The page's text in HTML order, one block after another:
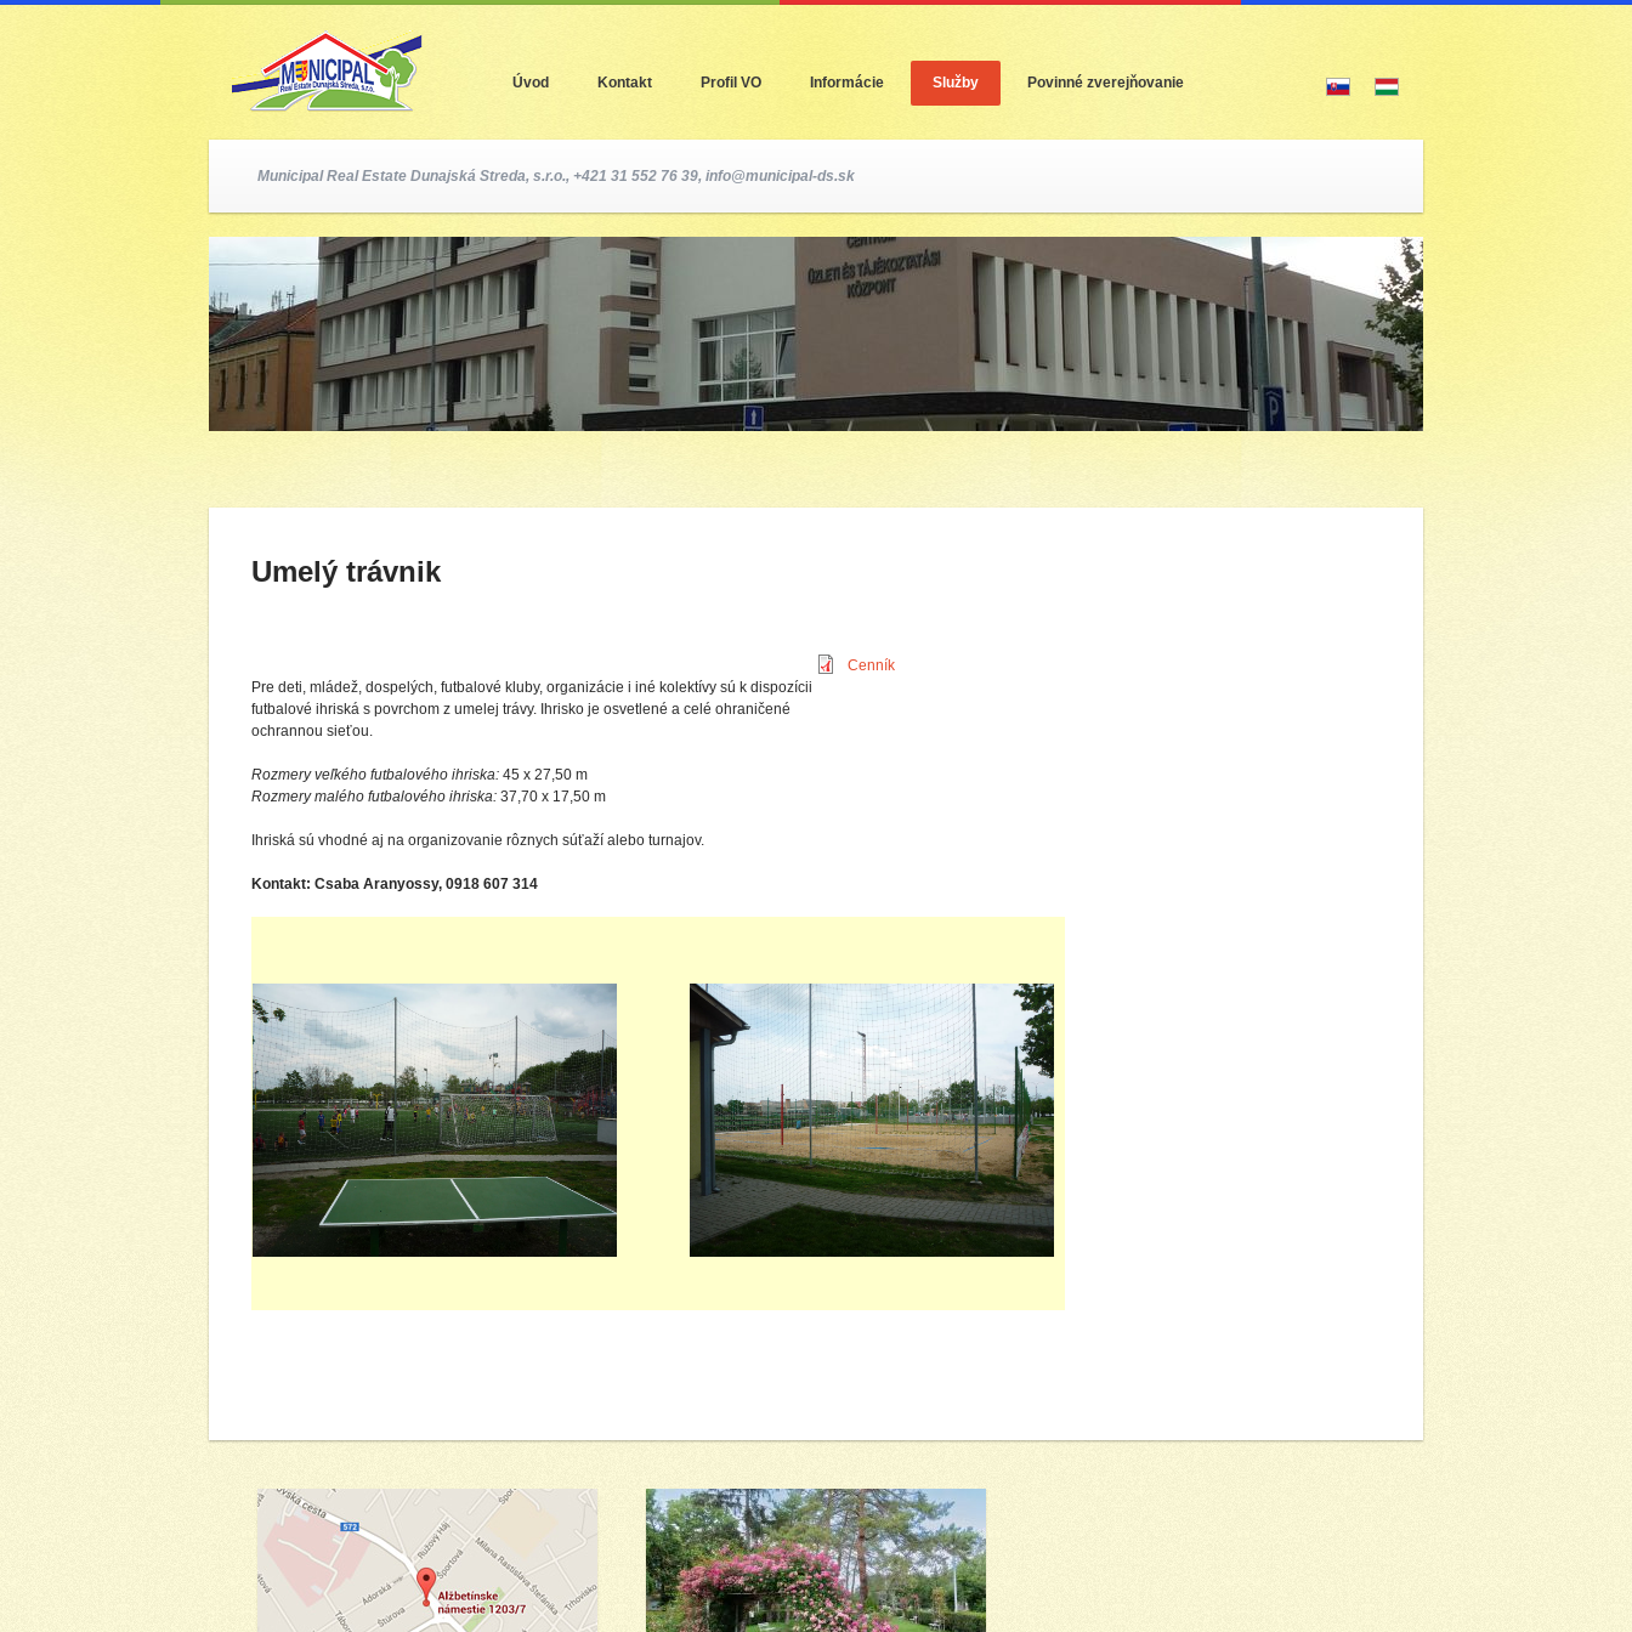
Úvod Kontakt Profil VO Informácie Služby Povinné zverejňovanie
Municipal Real Estate Dunajská Streda, s.r.o., +421 31 552 76 39, info@municipal-ds.sk
Umelý trávnik
Pre deti, mládež, dospelých, futbalové kluby, organizácie i iné kolektívy sú k dispozícii
futbalové ihriská s povrchom z umelej trávy. Ihrisko je osvetlené a celé ohraničené
ochrannou sieťou.
Rozmery veľkého futbalového ihriska: 45 x 27,50 m
Rozmery malého futbalového ihriska: 37,70 x 17,50 m
Ihriská sú vhodné aj na organizovanie rôznych súťaží alebo turnajov.
Kontakt: Csaba Aranyossy, 0918 607 314
Cenník